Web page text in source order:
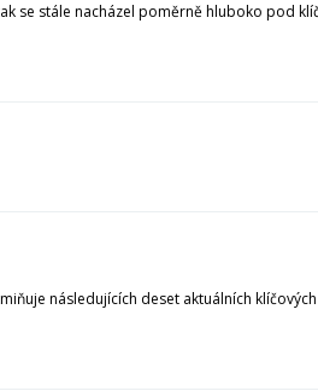
se stále nacházel poměrně hluboko pod
následujících deset aktuálních klíčových